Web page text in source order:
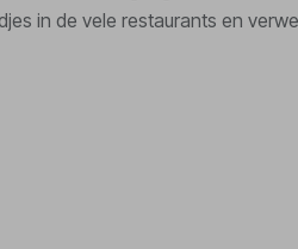
in de vele restaurants en
van ontspanning en